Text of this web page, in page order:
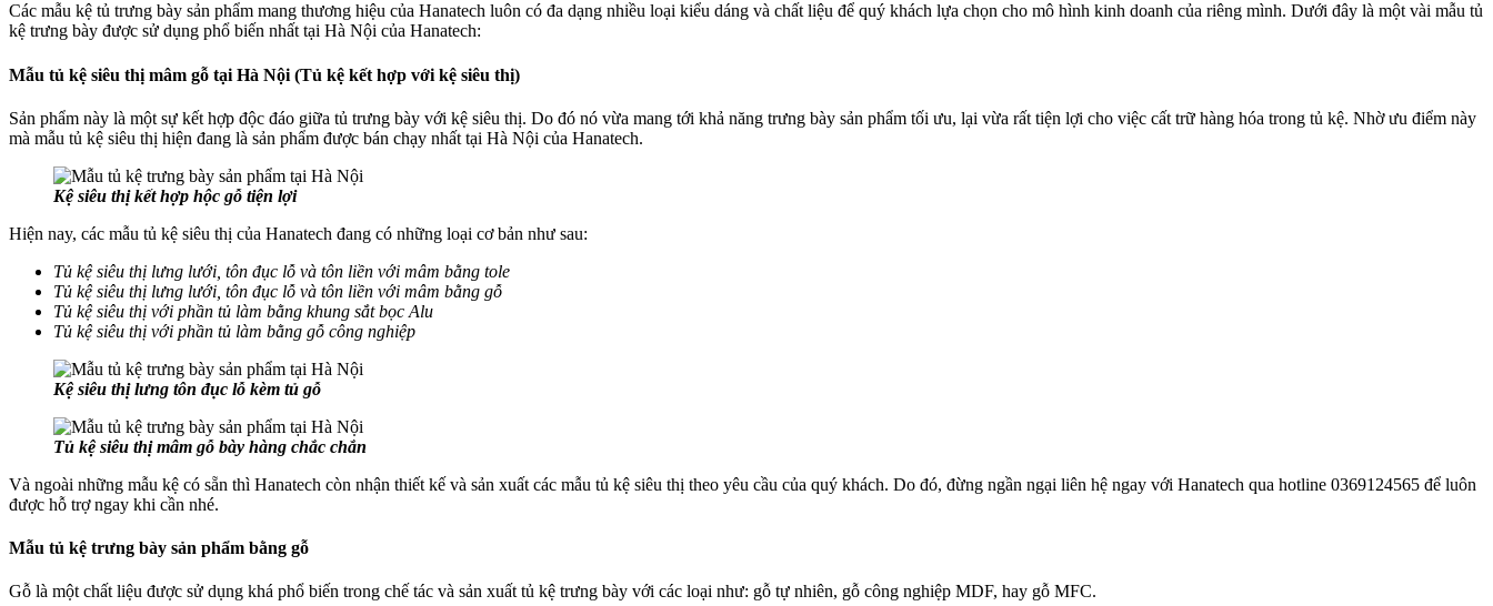
Các mẫu kệ tủ trưng bày sản phẩm mang thương hiệu của Hanatech luôn có đa dạng nhiều loại kiểu dáng và chất liệu để quý khách lựa chọn cho mô hình kinh doanh của riêng mình. Dưới đây là một vài mẫu tủ
kệ trưng bày được sử dụng phổ biến nhất tại Hà Nội của Hanatech:
Mẫu tủ kệ siêu thị mâm gỗ tại Hà Nội (Tủ kệ kết hợp với kệ siêu thị)
Sản phẩm này là một sự kết hợp độc đáo giữa tủ trưng bày với kệ siêu thị. Do đó nó vừa mang tới khả năng trưng bày sản phẩm tối ưu, lại vừa rất tiện lợi cho việc cất trữ hàng hóa trong tủ kệ. Nhờ ưu điểm này
mà mẫu tủ kệ siêu thị hiện đang là sản phẩm được bán chạy nhất tại Hà Nội của Hanatech.
Kệ siêu thị kết hợp hộc gỗ tiện lợi
Hiện nay, các mẫu tủ kệ siêu thị của Hanatech đang có những loại cơ bản như sau:
Tủ kệ siêu thị lưng lưới, tôn đục lỗ và tôn liền với mâm bằng tole
Tủ kệ siêu thị lưng lưới, tôn đục lỗ và tôn liền với mâm bằng gỗ
Tủ kệ siêu thị với phần tủ làm bằng khung sắt bọc Alu
Tủ kệ siêu thị với phần tủ làm bằng gỗ công nghiệp
Kệ siêu thị lưng tôn đục lỗ kèm tủ gỗ
Tủ kệ siêu thị mâm gỗ bày hàng chắc chắn
Và ngoài những mẫu kệ có sẵn thì Hanatech còn nhận thiết kế và sản xuất các mẫu tủ kệ siêu thị theo yêu cầu của quý khách. Do đó, đừng ngần ngại liên hệ ngay với Hanatech qua hotline 0369124565 để luôn
được hỗ trợ ngay khi cần nhé.
Mẫu tủ kệ trưng bày sản phẩm bằng gỗ
Gỗ là một chất liệu được sử dụng khá phổ biến trong chế tác và sản xuất tủ kệ trưng bày với các loại như: gỗ tự nhiên, gỗ công nghiệp MDF, hay gỗ MFC.